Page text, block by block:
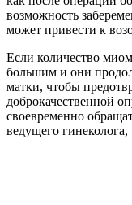
возможность
может привести к
Если количество
большим и они
матки, чтобы
доброкачественной
своевременно
ведущего